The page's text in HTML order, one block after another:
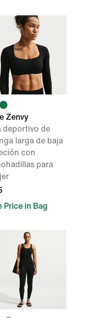
Zenvy
deportivo de
larga de baja
con
para
Price in Bag